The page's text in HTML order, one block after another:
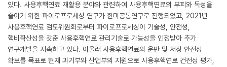
있다. 사용후핵연료 재활용 분야와 관련하여 사용후핵연료의 부피와 독성을
줄이기 위한 파이로프로세싱 연구가 한미공동연구로 진행되었고, 2021년
사용후핵연료 검토위원회로부터 파이로프로세싱이 기술성, 안전성,
핵비확산성을 갖춘 사용후핵연료 관리기술로 가능성을 인정받아 추가
연구개발을 지속하고 있다. 이울러 사용후핵연료의 운반 및 저장 안전성
확보를 목표로 현재 과기부와 산업부의 지원으로 사용후핵연료 건전성 평가,